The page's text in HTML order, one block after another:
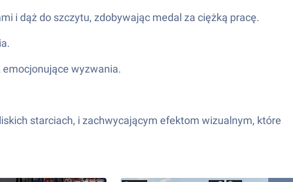
i dąż do szczytu, zdobywając medal za ciężką pracę.
wyzwania.
starciach, i zachwycającym efektom wizualnym, które